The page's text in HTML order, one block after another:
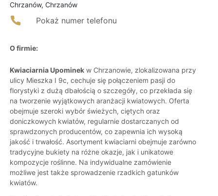
Chrzanów, Chrzanów
Pokaż numer telefonu
O firmie:
Kwiaciarnia Upominek w Chrzanowie, zlokalizowana przy
ulicy Mieszka I 9c, cechuje się połączeniem pasji do
florystyki z dużą dbałością o szczegóły, co przekłada się
na tworzenie wyjątkowych aranżacji kwiatowych. Oferta
obejmuje szeroki wybór świeżych, ciętych oraz
doniczkowych kwiatów, regularnie dostarczanych od
sprawdzonych producentów, co zapewnia ich wysoką
jakość i trwałość. Asortyment kwiaciarni obejmuje zarówno
tradycyjne bukiety na różne okazje, jak i unikatowe
kompozycje roślinne. Na indywidualne zamówienie
możliwe jest także sprowadzenie rzadkich gatunków
kwiatów.